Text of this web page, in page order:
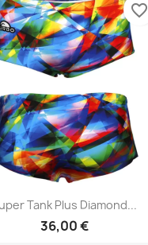
Aperçu rapide
Tank Plus Diamond...
36,00 €
favorite_border